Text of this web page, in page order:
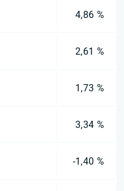
4,86 %
2,61 %
1,73 %
3,34 %
-1,40 %